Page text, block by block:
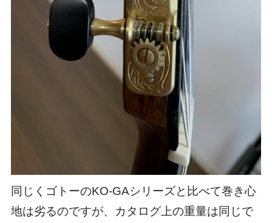
同じくゴトーのKO-GAシリーズと比べて巻き心
地は劣るのですが、カタログ上の重量は同じで